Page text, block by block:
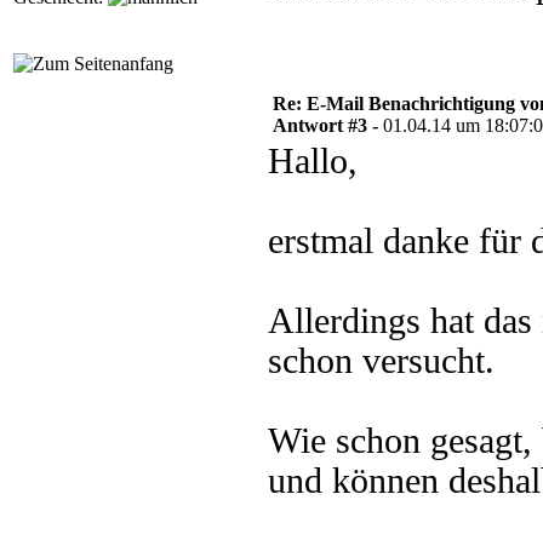
Re: E-Mail Benachrichtigung
Antwort #3 - 01.04.14 um
Hallo,
erstmal danke für
Allerdings hat das
schon versucht.
Wie schon
und können